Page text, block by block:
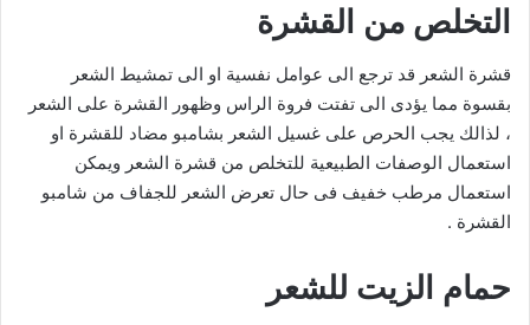
التخلص من القشرة
قشرة الشعر قد ترجع الى عوامل نفسية او الى تمشيط الشعر
بقسوة مما يؤدى الى تفتت فروة الراس وظهور القشرة على الشعر
، لذالك يجب الحرص على غسيل الشعر بشامبو مضاد للقشرة او
استعمال الوصفات الطبيعية للتخلص من قشرة الشعر ويمكن
استعمال مرطب خفيف فى حال تعرض الشعر للجفاف من شامبو
القشرة .
حمام الزيت للشعر